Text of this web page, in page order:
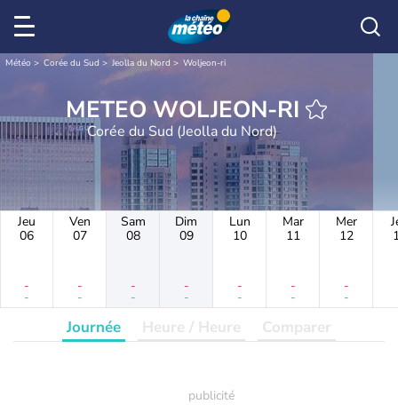
Météo Corée du Sud Jeolla du Nord Woljeon-ri
METEO WOLJEON-RI
Corée du Sud (Jeolla du Nord)
Jeu
06
-
-
Ven
07
-
-
Sam
08
-
-
Dim
09
-
-
Lun
10
-
-
Mar
11
-
-
Mer
12
-
-
Journée Heure / Heure Comparer